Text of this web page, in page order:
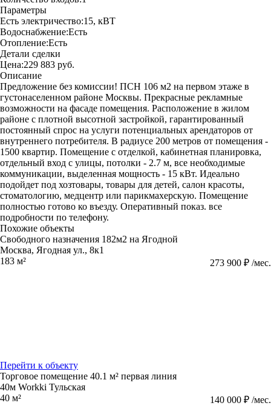
Параметры
Есть электричество:15, кВТ
Водоснабжение:Есть
Отопление:Есть
Детали сделки
Цена:229 883 руб.
Описание
Предложение без комиссии! ПСН 106 м2 на первом этаже в
густонаселенном районе Москвы. Прекрасные рекламные
возможности на фасаде помещения. Расположение в жилом
районе с плотной высотной застройкой, гарантированный
постоянный спрос на услуги потенциальных арендаторов от
внутреннего потребителя. В радиусе 200 метров от помещения -
1500 квартир. Помещение с отделкой, кабинетная планировка,
отдельный вход с улицы, потолки - 2.7 м, все необходимые
коммуникации, выделенная мощность - 15 кВт. Идеально
подойдет под хозтовары, товары для детей, салон красоты,
стоматологию, медцентр или парикмахерскую. Помещение
полностью готово ко въезду. Оперативный показ. все
подробности по телефону.
Похожие объекты
Свободного назначения 182м2 на Ягодной
Москва, Ягодная ул., 8к1
183 м²
273 900 ₽ /мес.
Перейти к объекту
Торговое помещение 40.1 м² первая линия
40м Workki Тульская
40 м²
140 000 ₽ /мес.